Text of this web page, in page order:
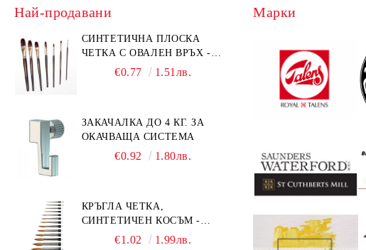
Лакове и добавки за АКРИЛ
LUKAS TERZIA 500ml ACRYLIC
Най-продавани
СИНТЕТИЧНА ПЛОСКА
ЧЕТКА С ОВАЛЕН ВРЪХ -
GIOCONDA 273 - №1/8
€0.77 1.51лв.
ЗАКАЧАЛКА ДО 4 КГ. ЗА
ОКАЧВАЩА СИСТЕМА
€0.92 1.80лв.
КРЪГЛА ЧЕТКА,
СИНТЕТИЧЕН КОСЪМ -
MILLENIUM 211 - №0
€1.02 1.99лв.
Марки